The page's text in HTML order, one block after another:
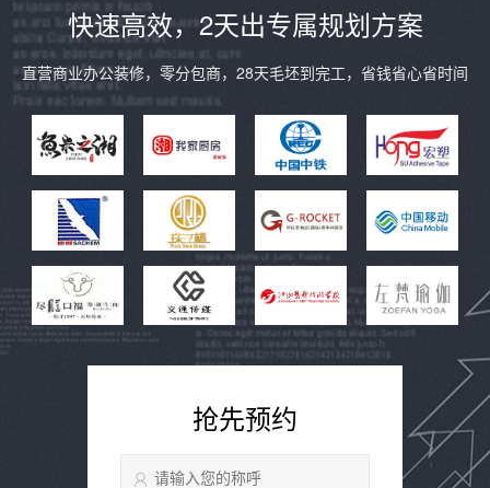
快速高效，2天出专属规划方案
直营商业办公装修，零分包商，28天毛坯到完工，省钱省心省时间
抢先预约